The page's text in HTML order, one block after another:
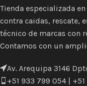
Tienda especializada
contra caidas, rescate,
técnico de marcas con
Contamos con un
Av. Arequipa 3146
+51 933 799 054 |